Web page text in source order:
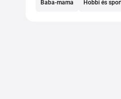
Baba-mama Hobbi és